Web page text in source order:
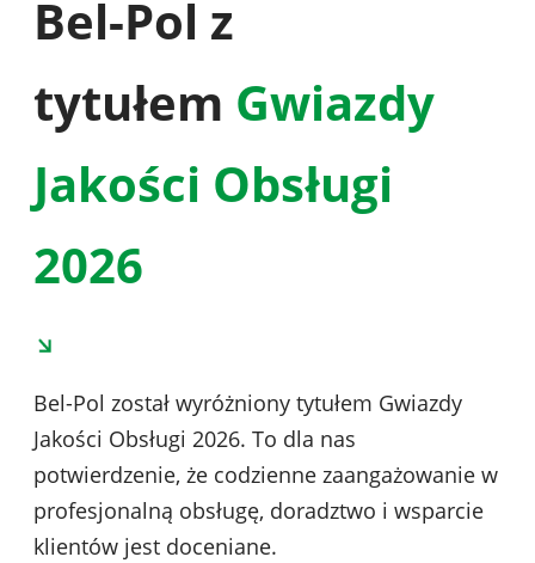
Bel-Pol z
tytułem Gwiazdy
Jakości Obsługi
2026
Bel-Pol został wyróżniony tytułem Gwiazdy
Jakości Obsługi 2026. To dla nas
potwierdzenie, że codzienne zaangażowanie w
profesjonalną obsługę, doradztwo i wsparcie
klientów jest doceniane.